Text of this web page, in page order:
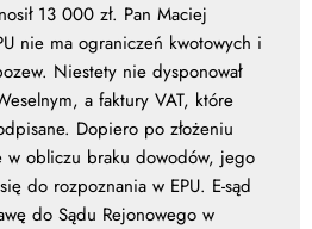
13 000 zł. Pan Maciej
nie ma ograniczeń kwotowych i
Niestety nie dysponował
a faktury VAT, które
Dopiero po złożeniu
w obliczu braku dowodów, jego
do rozpoznania w EPU. E-sąd
do Sądu Rejonowego w